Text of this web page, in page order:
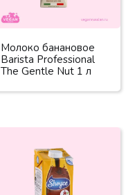
Молоко банановое
Barista Professional
The Gentle Nut 1 л